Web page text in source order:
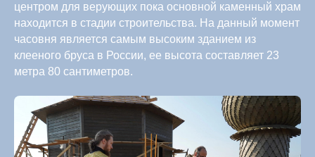
центром для верующих пока основной каменный храм
находится в стадии строительства. На данный момент
часовня является самым высоким зданием из
клееного бруса в России, ее высота составляет 23
метра 80 сантиметров.